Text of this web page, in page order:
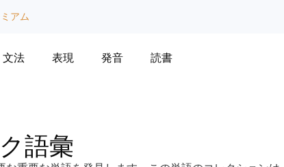
アム
文法 表現 発音 読書
語彙